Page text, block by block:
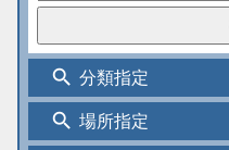
search 分類指定
search 場所指定